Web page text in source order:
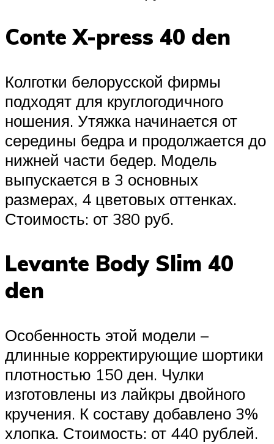
Conte X-press 40 den
Колготки белорусской фирмы
подходят для круглогодичного
ношения. Утяжка начинается от
середины бедра и продолжается до
нижней части бедер. Модель
выпускается в 3 основных
размерах, 4 цветовых оттенках.
Стоимость: от 380 руб.
Levante Body Slim 40
den
Особенность этой модели –
длинные корректирующие шортики
плотностью 150 ден. Чулки
изготовлены из лайкры двойного
кручения. К составу добавлено 3%
хлопка. Стоимость: от 440 рублей.